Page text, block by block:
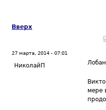
Вверх
27 марта, 2014 - 07:01
НиколайП
мере